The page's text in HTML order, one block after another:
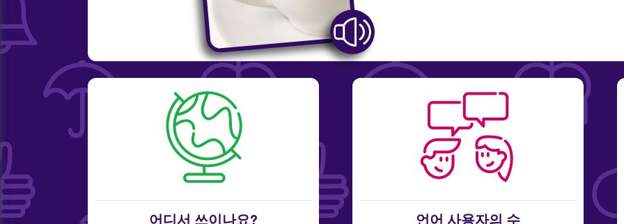
어디서 쓰이나요? 언어 사용자의 수